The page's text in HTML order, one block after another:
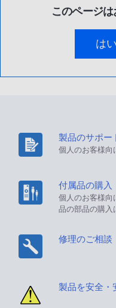
このページ
はい
製品のサポー
個人のお客様向
付属品の購入
個人のお客様向
品の部品の購入
修理のご相談
製品を安全・